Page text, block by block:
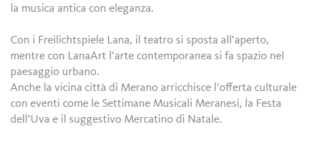
la musica antica con eleganza.
Con i Freilichtspiele Lana, il teatro si sposta all’aperto,
mentre con LanaArt l’arte contemporanea si fa spazio nel
paesaggio urbano.
Anche la vicina città di Merano arricchisce l’offerta culturale
con eventi come le Settimane Musicali Meranesi, la Festa
dell’Uva e il suggestivo Mercatino di Natale.